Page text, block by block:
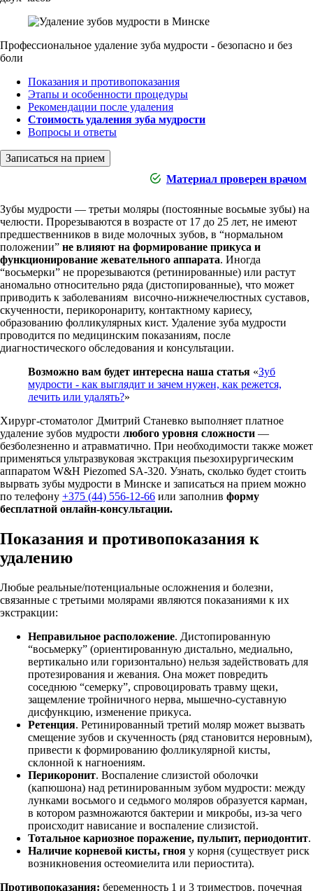
Профессиональное удаление зуба мудрости - безопасно и без
боли
Показания и противопоказания
Этапы и особенности процедуры
Рекомендации после удаления
Стоимость удаления зуба мудрости
Вопросы и ответы
Записаться на прием
Материал проверен врачом
Зубы мудрости — третьи моляры (постоянные восьмые зубы) на
челюсти. Прорезываются в возрасте от 17 до 25 лет, не имеют
предшественников в виде молочных зубов, в “нормальном
положении” не влияют на формирование прикуса и
функционирование жевательного аппарата. Иногда
“восьмерки” не прорезываются (ретинированные) или растут
аномально относительно ряда (дистопированные), что может
приводить к заболеваниям височно-нижнечелюстных суставов,
скученности, перикоронариту, контактному кариесу,
образованию фолликулярных кист. Удаление зуба мудрости
проводится по медицинским показаниям, после
диагностического обследования и консультации.
Возможно вам будет интересна наша статья «Зуб
мудрости - как выглядит и зачем нужен, как режется,
лечить или удалять?»
Хирург-стоматолог Дмитрий Станевко выполняет платное
удаление зубов мудрости любого уровня сложности —
безболезненно и атравматично. При необходимости также может
применяться ультразвуковая экстракция пьезохирургическим
аппаратом W&H Piezomed SA-320. Узнать, сколько будет стоить
вырвать зубы мудрости в Минске и записаться на прием можно
по телефону +375 (44) 556-12-66 или заполнив форму
бесплатной онлайн-консультации.
Показания и противопоказания к
удалению
Любые реальные/потенциальные осложнения и болезни,
связанные с третьими молярами являются показаниями к их
экстракции:
Неправильное расположение. Дистопированную
“восьмерку” (ориентированную дистально, медиально,
вертикально или горизонтально) нельзя задействовать для
протезирования и жевания. Она может повредить
соседнюю “семерку”, спровоцировать травму щеки,
защемление тройничного нерва, мышечно-суставную
дисфункцию, изменение прикуса.
Ретенция. Ретинированный третий моляр может вызвать
смещение зубов и скученность (ряд становится неровным),
привести к формированию фолликулярной кисты,
склонной к нагноениям.
Перикоронит. Воспаление слизистой оболочки
(капюшона) над ретинированным зубом мудрости: между
лунками восьмого и седьмого моляров образуется карман,
в котором размножаются бактерии и микробы, из-за чего
происходит нависание и воспаление слизистой.
Тотальное кариозное поражение, пульпит, периодонтит.
Наличие корневой кисты, гноя у корня (существует риск
возникновения остеомиелита или периостита).
Противопоказания: беременность 1 и 3 триместров, почечная